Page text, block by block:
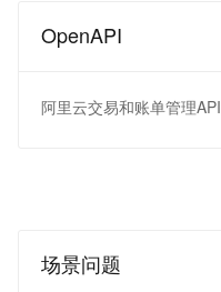
OpenAPI
阿里云交易和账单管理API
场景问题